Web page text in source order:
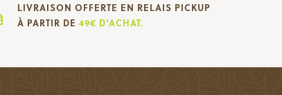
LIVRAISON OFFERTE EN RELAIS PICKUP
À PARTIR DE 49€ D'ACHAT.